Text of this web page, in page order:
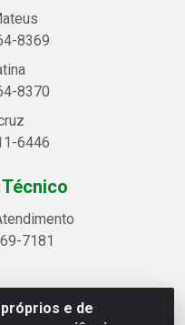
e de
8369
8370
6446
7181
Alegre, 2521 -